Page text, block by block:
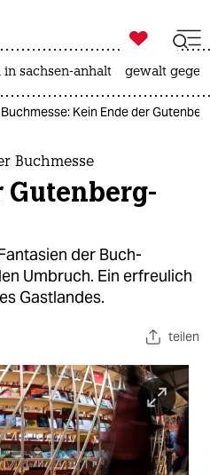
ich

taz zahl ich
in sachsen-anhalt gewalt
Kein Ende der
Buchmesse
Gutenberg-
der Buch-
Umbruch. Ein erfreulich
Gastlandes.
teilen